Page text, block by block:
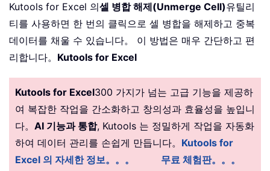
Kutools for Excel 의셀 병합 해제(Unmerge Cell)유틸리
티를 사용하면 한 번의 클릭으로 셀 병합을 해제하고 중복
데이터를 채울 수 있습니다。 이 방법은 매우 간단하고 편
리합니다。 Kutools for Excel
Kutools for Excel300 가지가 넘는 고급 기능을 제공하
여 복잡한 작업을 간소화하고 창의성과 효율성을 높입니
다。 AI 기능과 통합, Kutools 는 정밀하게 작업을 자동화
하여 데이터 관리를 손쉽게 만듭니다。 Kutools for
Excel 의 자세한 정보。。。
무료 체험판。。。